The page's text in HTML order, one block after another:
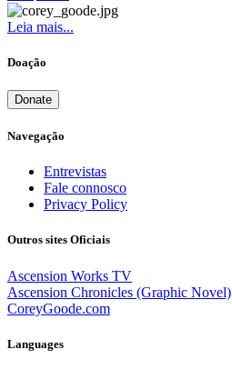
Leia mais...
Doação
Donate
Navegação
Entrevistas
Fale connosco
Privacy Policy
Outros sites Oficiais
Ascension Works TV
Ascension Chronicles (Graphic Novel)
CoreyGoode.com
Languages